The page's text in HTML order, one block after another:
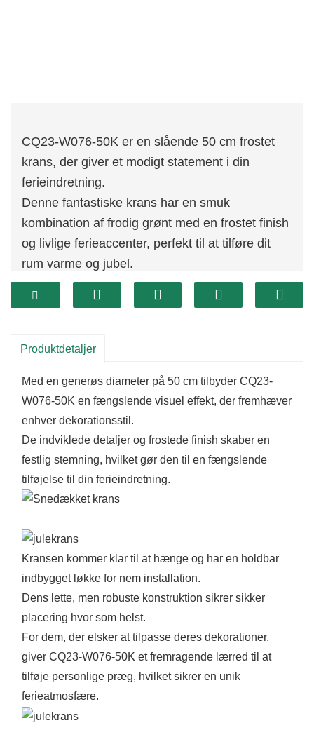
CQ23-W076-50K er en slående 50 cm frostet
krans, der giver et modigt statement i din
ferieindretning.
Denne fantastiske krans har en smuk
kombination af frodig grønt med en frostet finish
og livlige ferieaccenter, perfekt til at tilføre dit
rum varme og jubel.
Dens betydelige størrelse gør den ideel til
udstilling på store døre, over kaminerne eller
Denne krans er lavet af materialer af høj kvalitet
du kan nyde dens skønhed i mange år fremover.
Det miljøvenlige design viser en forpligtelse til
bæredygtighed, hvilket giver dig mulighed for at
fejre sæsonen ansvarligt.
Produktdetaljer
Med en generøs diameter på 50 cm tilbyder CQ23-
W076-50K en fængslende visuel effekt, der fremhæver
enhver dekorationsstil.
De indviklede detaljer og frostede finish skaber en
festlig stemning, hvilket gør den til en fængslende
tilføjelse til din ferieindretning.
Kransen kommer klar til at hænge og har en holdbar
indbygget løkke for nem installation.
Dens lette, men robuste konstruktion sikrer sikker
placering hvor som helst.
For dem, der elsker at tilpasse deres dekorationer,
giver CQ23-W076-50K et fremragende lærred til at
tilføje personlige præg, hvilket sikrer en unik
ferieatmosfære.